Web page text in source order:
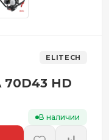
ELITECH
70D43 HD
В наличии